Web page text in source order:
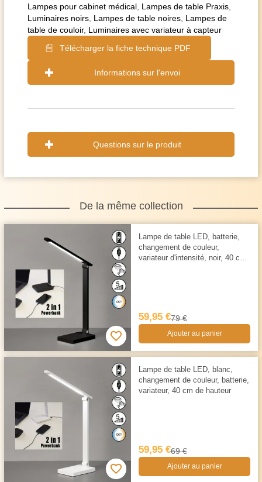
Lampes pour cabinet médical Lampes de table Praxis
Luminaires noirs Lampes de table noires Lampes de
table de couloir, Luminaires avec variateur à capteur
Télécharger la fiche technique PDF
Informations sur l'envoi
Questions sur le produit
De la même collection
Lampe de table LED, batterie,
changement de couleur,
variateur d'intensité, noir, 40 cm
59,95 €79 €
Ajouter au panier
Lampe de table LED, blanc,
changement de couleur, batterie,
variateur, 40 cm de hauteur
59,95 €69 €
Ajouter au panier